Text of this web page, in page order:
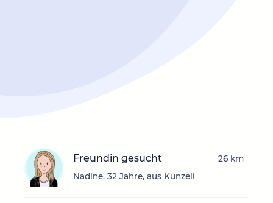
Freundin gesucht
Nadine, 32 Jahre, aus Künzell
26 km